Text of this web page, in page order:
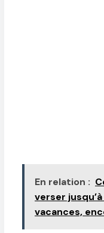
En relation :
verser
vacances,